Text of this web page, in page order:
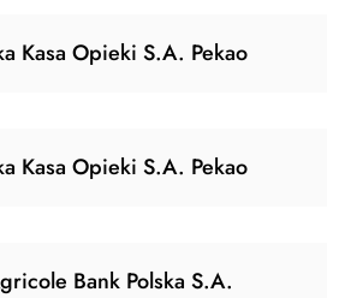
Kasa Opieki S.A. Pekao
Kasa Opieki S.A. Pekao
Bank Polska S.A.